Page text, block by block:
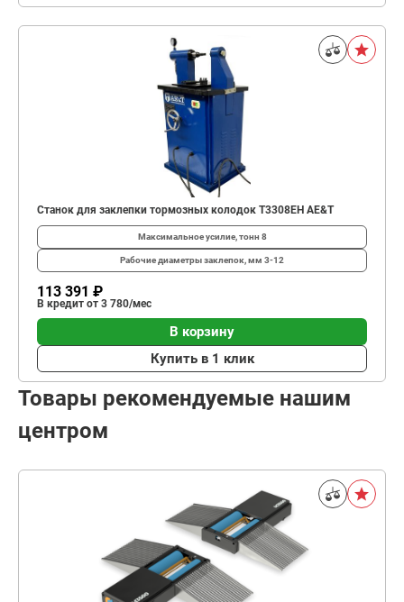
Станок для заклепки тормозных колодок T3308EH AE&T
Максимальное усилие, тонн 8
Рабочие диаметры заклепок, мм 3-12
113 391 ₽
В кредит от 3 780/мес
В корзину
Купить в 1 клик
Товары рекомендуемые нашим
центром